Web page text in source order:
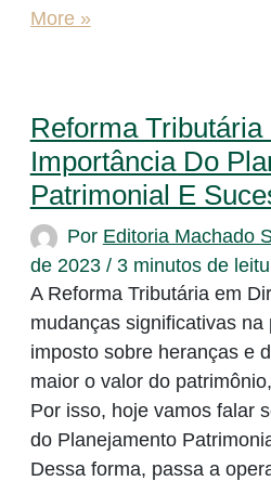
More »
Reforma Tributária
Importância Do
Patrimonial E
Por Editoria Machado
de 2023 / 3 minutos de
A Reforma Tributária em
mudanças significativas
imposto sobre heranças e
maior o valor do
Por isso, hoje vamos falar
do Planejamento
Dessa forma, passa a